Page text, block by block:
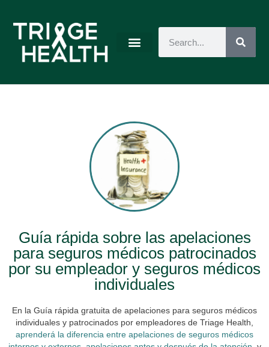
Guía rápida sobre las apelaciones
para seguros médicos patrocinados
por su empleador y seguros médicos
individuales
En la Guía rápida gratuita de apelaciones para seguros médicos
individuales y patrocinados por empleadores de Triage Health,
aprenderá la diferencia entre apelaciones de seguros médicos